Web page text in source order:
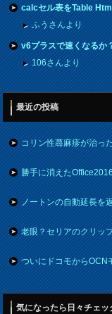
calcセル表をTable
ふうさんより
v6プラスで速くなるか
106さんより
最近の投稿
コリン性蕁麻疹が治っ
勝手に消えた
ノートンの自動延長を
老眼？セリアのクリッ
ついにドコモからOCN
気になったら日々チェッ